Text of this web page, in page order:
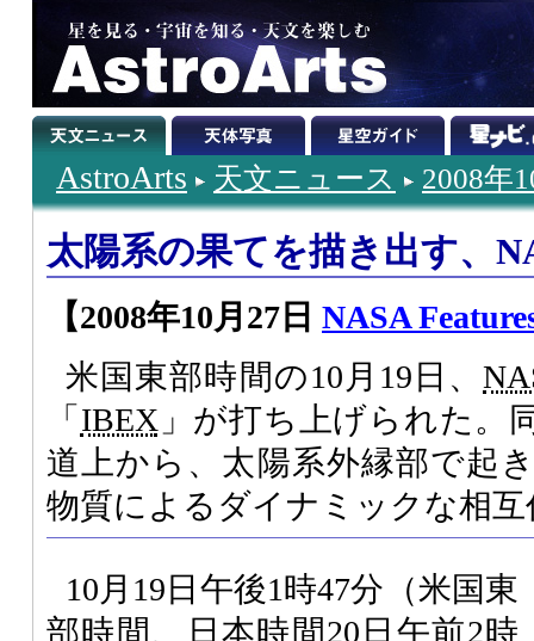
AstroArts 天文ニュース 2008年
太陽系の果てを描き出す、
【2008年10月27日 NASA
米国東部時間の10月19日、
「 IBEX 」が打ち上げられた。
道上から、太陽系外縁部で起
物質によるダイナミックな相
10月19日午後1時47分（米国東
部時間、日本時間20日午前2時